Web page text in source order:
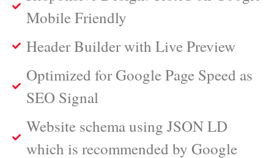
Mobile Friendly
Header Builder with Live Preview
Optimized for Google Page Speed as
SEO Signal
Website schema using JSON LD
which is recommended by Google